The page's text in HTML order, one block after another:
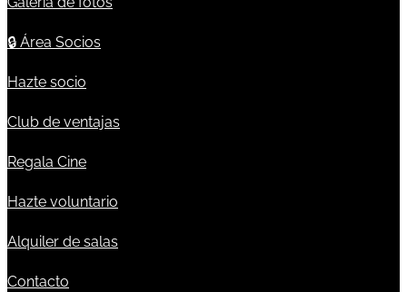
🔒 Área Socios
Hazte socio
Club de ventajas
Regala Cine
Hazte voluntario
Alquiler de salas
Contacto